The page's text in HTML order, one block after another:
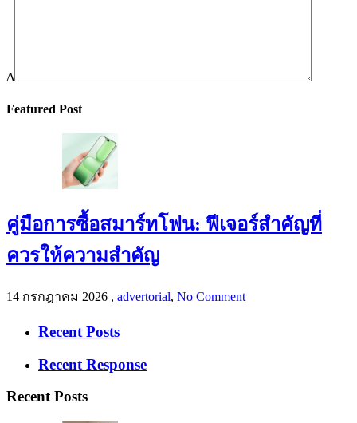
Δ
Featured Post
คู่มือการซื้อสมาร์ทโฟน: ฟีเจอร์สำคัญที่
ควรให้ความสำคัญ
14 กรกฎาคม 2026 , advertorial, No Comment
Recent Posts
Recent Response
Recent Posts